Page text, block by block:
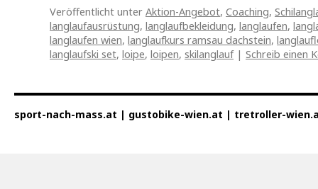
Veröffentlicht unter Aktion-Angebot, Coaching,
langlaufausrüstung, langlaufbekleidung, langlaufen,
langlaufen wien, langlaufkurs ramsau dachstein,
langlaufski set, loipe, loipen, skilanglauf | Schreib einen
sport-nach-mass.at | gustobike-wien.at | tretroller-